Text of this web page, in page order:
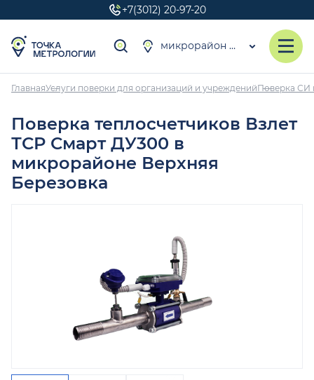
+7(3012) 20-97-20
микрорайон Верхняя Березовка
ГлавнаяУслуги поверки для организаций и учрежденийПоверка СИ
Поверка теплосчетчиков Взлет
ТСР Смарт ДУ300 в
микрорайоне Верхняя
Березовка